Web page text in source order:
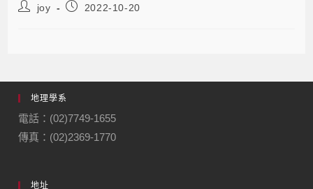
joy 2022-10-20
地理學系
電話：(02)7749-1655
傳真：(02)2369-1770
地址